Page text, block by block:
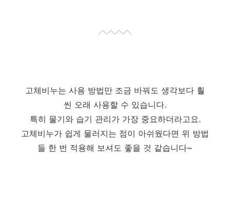
고체비누는 사용 방법만 조금 바꿔도 생각보다 훨
씬 오래 사용할 수 있습니다.
특히 물기와 습기 관리가 가장 중요하더라고요.
고체비누가 쉽게 물러지는 점이 아쉬웠다면 위 방법
들 한 번 적용해 보셔도 좋을 것 같습니다~